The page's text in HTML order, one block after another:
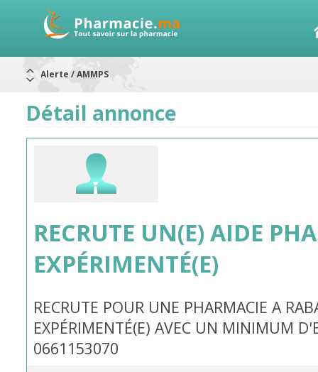
Aureomycine ophtalmique : Rappel de lots
RAPPELS DE LOTS
Rappel de lots : ANTITOXINE TÉTANIQUE 1500.
Détail annonce
RECRUTE UN(E) AIDE
EXPÉRIMENTÉ(E)
RECRUTE POUR UNE PHARMACIE A
EXPÉRIMENTÉ(E) AVEC UN MINIMUM
0661153070